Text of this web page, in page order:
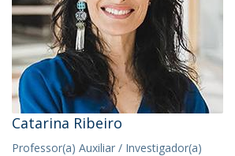
Catarina Ribeiro
Professor(a) Auxiliar / Investigador(a)